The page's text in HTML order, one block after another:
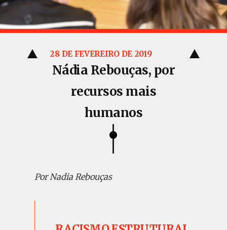
28 DE FEVEREIRO DE 2019
Nádia Rebouças, por
recursos mais
humanos
Por Nadia Rebouças